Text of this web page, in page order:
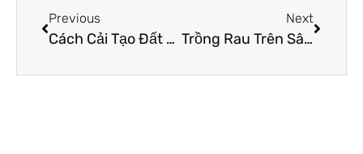
Previous
Cách Cải Tạo Đất Trồng Rau Đơn Giản Giúp Đất Tơi Xốp, Giàu Dinh Dưỡng
Next
Trồng Rau Trên Sân Thượng Có Mái Che – Những Lưu Ý Bạn Cần Biết